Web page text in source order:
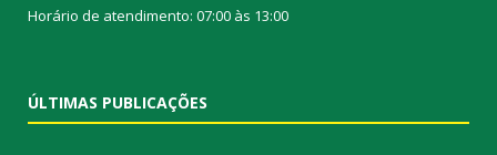
Horário de atendimento: 07:00 às 13:00
ÚLTIMAS PUBLICAÇÕES